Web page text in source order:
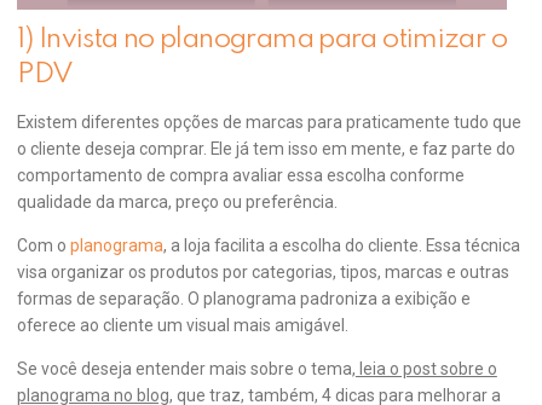
1) Invista no planograma para otimizar o
PDV
Existem diferentes opções de marcas para praticamente tudo que
o cliente deseja comprar. Ele já tem isso em mente, e faz parte do
comportamento de compra avaliar essa escolha conforme
qualidade da marca, preço ou preferência.
Com o planograma, a loja facilita a escolha do cliente. Essa técnica
visa organizar os produtos por categorias, tipos, marcas e outras
formas de separação. O planograma padroniza a exibição e
oferece ao cliente um visual mais amigável.
Se você deseja entender mais sobre o tema, leia o post sobre o
planograma no blog, que traz, também, 4 dicas para melhorar a